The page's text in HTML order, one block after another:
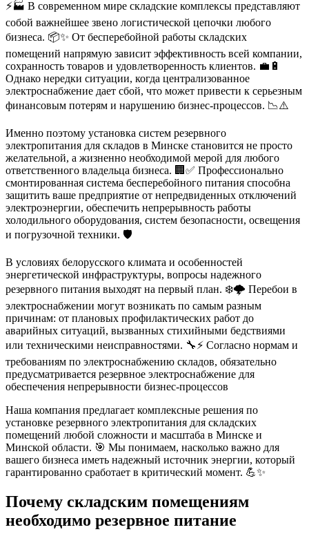
⚡🏭 В современном мире складские комплексы представляют
собой важнейшее звено логистической цепочки любого
бизнеса. 📦✨ От бесперебойной работы складских
помещений напрямую зависит эффективность всей компании,
сохранность товаров и удовлетворенность клиентов. 💼🔋
Однако нередки ситуации, когда централизованное
электроснабжение дает сбой, что может привести к серьезным
финансовым потерям и нарушению бизнес-процессов. 📉⚠️
Именно поэтому установка систем резервного
электропитания для складов в Минске становится не просто
желательной, а жизненно необходимой мерой для любого
ответственного владельца бизнеса. 🏢✅ Профессионально
смонтированная система бесперебойного питания способна
защитить ваше предприятие от непредвиденных отключений
электроэнергии, обеспечить непрерывность работы
холодильного оборудования, систем безопасности, освещения
и погрузочной техники. 🛡️
В условиях белорусского климата и особенностей
энергетической инфраструктуры, вопросы надежного
резервного питания выходят на первый план. ❄️🌩️ Перебои в
электроснабжении могут возникать по самым разным
причинам: от плановых профилактических работ до
аварийных ситуаций, вызванных стихийными бедствиями
или техническими неисправностями. 🔧⚡ Согласно нормам и
требованиям по электроснабжению складов, обязательно
предусматривается резервное электроснабжение для
обеспечения непрерывности бизнес-процессов
Наша компания предлагает комплексные решения по
установке резервного электропитания для складских
помещений любой сложности и масштаба в Минске и
Минской области. 🎯 Мы понимаем, насколько важно для
вашего бизнеса иметь надежный источник энергии, который
гарантированно сработает в критический момент. 💪✨
Почему складским помещениям
необходимо резервное питание